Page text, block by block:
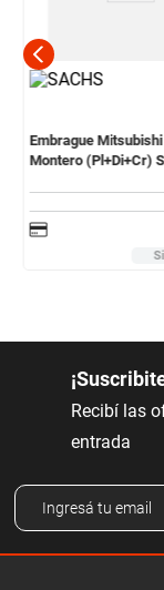
Embrague
Montero (Pl+Di+Cr)
Recibí las
entrada